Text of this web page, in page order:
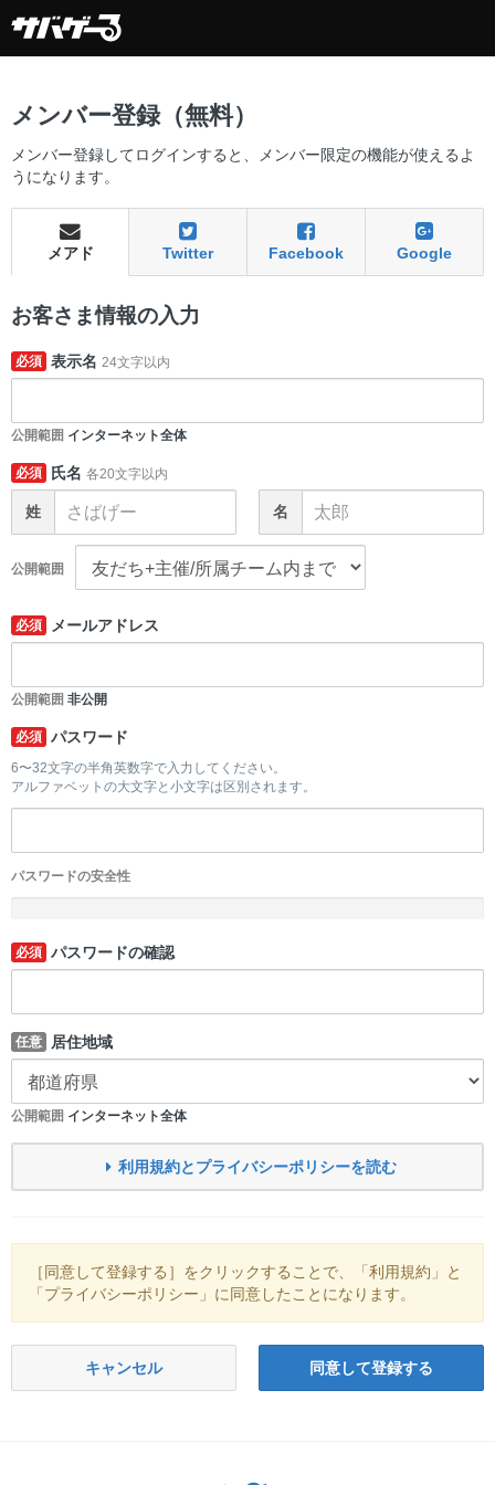
メンバー登録（無料）
メンバー登録してログインすると、メンバー限定の機能が使えるよ
うになります。
メアド Twitter Facebook Google
お客さま情報の入力
必須 表示名 24文字以内
公開範囲 インターネット全体
必須 氏名 各20文字以内
姓 名
公開範囲
必須 メールアドレス
公開範囲 非公開
必須 パスワード
6〜32文字の半角英数字で入力してください。
アルファベットの大文字と小文字は区別されます。
パスワードの安全性
必須 パスワードの確認
任意 居住地域
公開範囲 インターネット全体
利用規約とプライバシーポリシーを読む
［同意して登録する］をクリックすることで、「利用規約」と
「プライバシーポリシー」に同意したことになります。
キャンセル 同意して登録する